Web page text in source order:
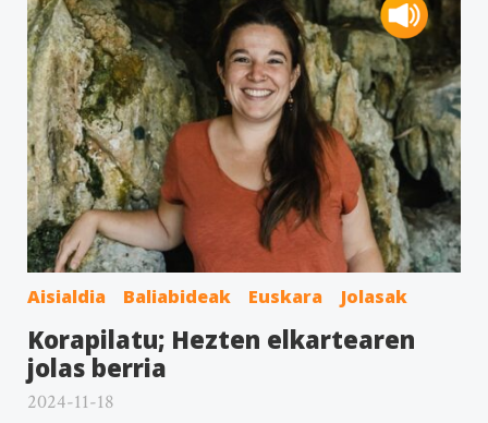
Aisialdia Baliabideak Euskara Jolasak
Korapilatu; Hezten elkartearen
jolas berria
2024-11-18